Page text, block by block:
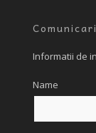
Informatii de
Name